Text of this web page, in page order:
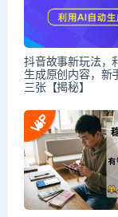
抖音故事新玩法，
生成原创内容，新
三张【揭秘】